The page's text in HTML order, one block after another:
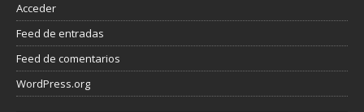
Acceder
Feed de entradas
Feed de comentarios
WordPress.org